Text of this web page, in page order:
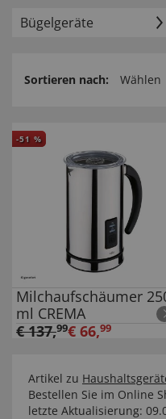
Bügelgeräte
Sortieren nach: Wählen
-51 %
Milchaufschäumer
ml CREMA
€137,99€ 66,99
Artikel zu
Bestellen Sie im Online
letzte Aktualisierung: